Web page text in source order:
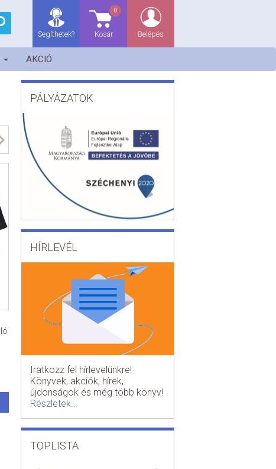
Belépés
Kosár
0
Segíthetek?
AKCIÓ
PÁLYÁZATOK
HÍRLEVÉL
Iratkozz fel hírlevelünkre!
Könyvek, akciók, hírek,
újdonságok és még több könyv!
Részletek...
TOPLISTA